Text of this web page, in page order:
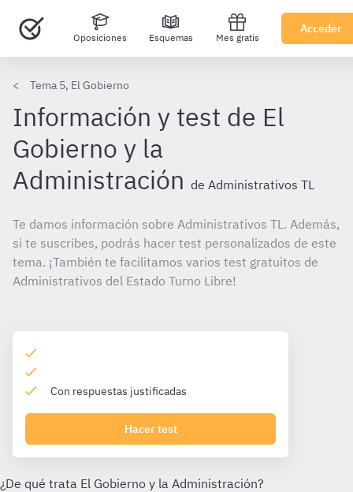
Oposiciones Esquemas Mes gratis
Acceder
Tema 5, El Gobierno
Información y test de El
Gobierno y la
Administración de Administrativos TL
Te damos información sobre Administrativos TL. Además,
si te suscribes, podrás hacer test personalizados de este
tema. ¡También te facilitamos varios test gratuitos de
Administrativos del Estado Turno Libre!
Con respuestas justificadas
Hacer test